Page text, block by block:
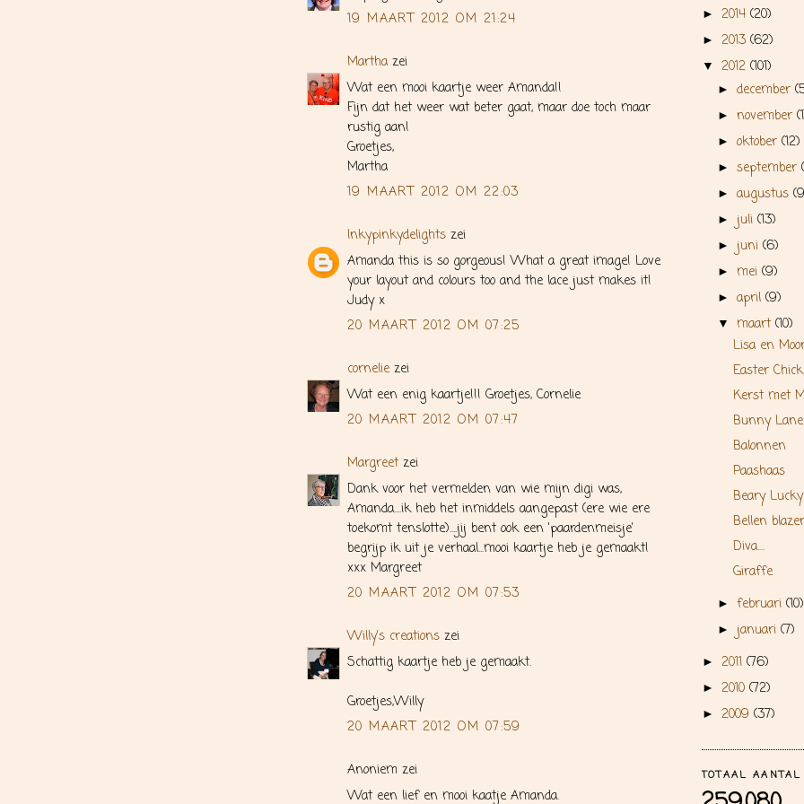
19 MAART 2012 OM 21:24
Martha zei
Wat een mooi kaartje weer Amanda!!
Fijn dat het weer wat beter gaat, maar doe toch maar
rustig aan!
Groetjes,
Martha
19 MAART 2012 OM 22:03
Inkypinkydelights zei
Amanda this is so gorgeous! What a great image! Love
your layout and colours too and the lace just makes it!
Judy x
20 MAART 2012 OM 07:25
cornelie zei
Wat een enig kaartje!!! Groetjes, Cornelie
20 MAART 2012 OM 07:47
Margreet zei
Dank voor het vermelden van wie mijn digi was,
Amanda....ik heb het inmiddels aangepast (ere wie ere
toekomt tenslotte)....jij bent ook een 'paardenmeisje'
begrijp ik uit je verhaal...mooi kaartje heb je gemaakt!
xxx Margreet
20 MAART 2012 OM 07:53
Willy's creations zei
Schattig kaartje heb je gemaakt.
Groetjes,Willy
20 MAART 2012 OM 07:59
Anoniem zei
Wat een lief en mooi kaatje Amanda.
► 2014 (20)
► 2013 (62)
▼ 2012 (101)
► december
► november
► oktober (12)
► september
► augustus
► juli (13)
► juni (6)
► mei (9)
► april (9)
▼ maart (10)
Lisa en
Easter Chick
Kerst met
Bunny Lane
Balonnen
Paashaas
Beary Lucky
Bellen
Diva....
Giraffe
► februari (10)
► januari (7)
► 2011 (76)
► 2010 (72)
► 2009 (37)
TOTAAL